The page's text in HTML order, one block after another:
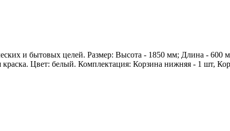
и бытовых целей. Размер: Высота - 1850 мм; Длина -
Цвет: белый. Комплектация: Корзина нижняя - 1 шт,